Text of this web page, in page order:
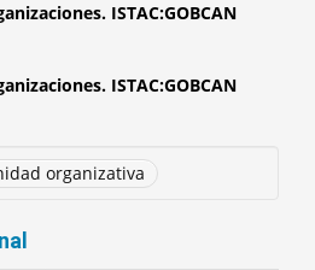
ISTAC:GOBCAN
ISTAC:GOBCAN
organizativa